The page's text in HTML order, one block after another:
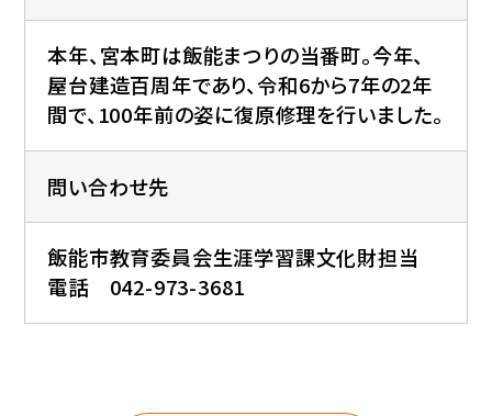
本年、宮本町は飯能まつりの当番町。今年、
屋台建造百周年であり、令和6から7年の2年
間で、100年前の姿に復原修理を行いました。
問い合わせ先
飯能市教育委員会生涯学習課文化財担当
電話 042-973-3681